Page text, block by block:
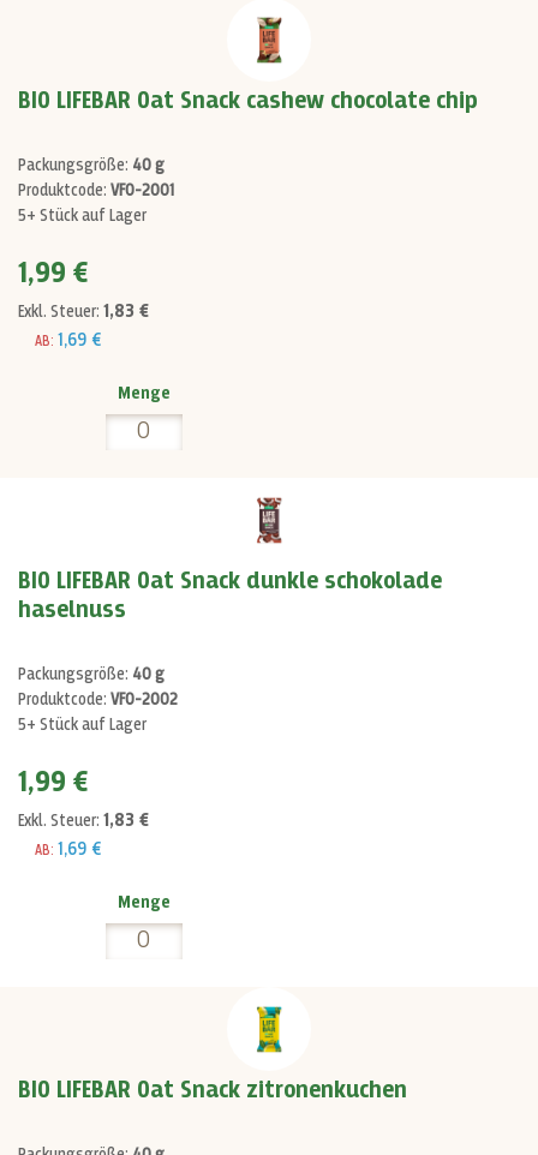
BIO LIFEBAR Oat Snack cashew chocolate chip
Packungsgröße: 40 g
Produktcode: VF0-2001
5+ Stück auf Lager
1,99 €
Exkl. Steuer: 1,83 €
AB: 1,69 €
Menge
BIO LIFEBAR Oat Snack dunkle schokolade
haselnuss
Packungsgröße: 40 g
Produktcode: VF0-2002
5+ Stück auf Lager
1,99 €
Exkl. Steuer: 1,83 €
AB: 1,69 €
Menge
BIO LIFEBAR Oat Snack zitronenkuchen